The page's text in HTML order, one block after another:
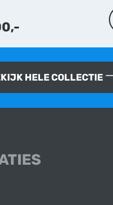
HELE COLLECTIE